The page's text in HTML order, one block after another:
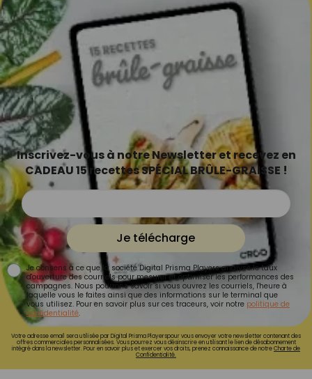
Inscrivez-vous à notre Newsletter et recevez en
CADEAU 15 recettes SPÉCIAL BRÛLE-GRAISSE !
Je télécharge
Je consens à ce que la société Digital Prisma Players analyse le taux
d'ouverture des courriels pour mesurer et optimiser les performances des
campagnes. Nous pourrons savoir si vous ouvrez les courriels, l'heure à
laquelle vous le faites ainsi que des informations sur le terminal que
vous utilisez. Pour en savoir plus sur ces traceurs, voir notre politique de
confidentialité.
Votre adresse email sera utilisée par Digital Prisma Playerspour vous envoyer votre newsletter contenant des
offres commerciales personnalisées. Vous pourrez vous désinscrire en utilisant le lien de désabonnement
intégré dans la newsletter. Pour en savoir plus et exercer vos droits, prenez connaissance de notreCharte de
Confidentialité.